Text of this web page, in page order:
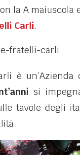
la A maiuscola
Carli.
è un’Azienda
si
tavole degli